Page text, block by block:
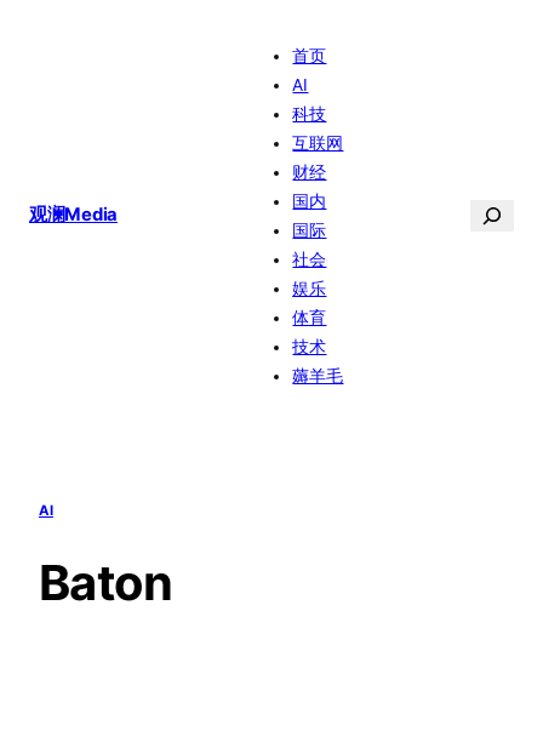
观澜Media
首页
AI
科技
互联网
财经
国内
国际
社会
娱乐
体育
技术
薅羊毛
搜
AI
Baton